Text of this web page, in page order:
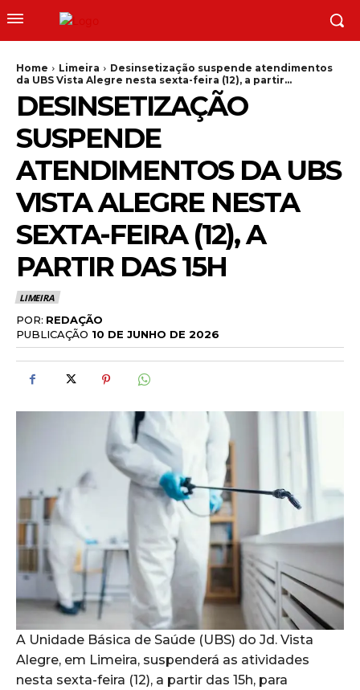
Home Limeira
Desinsetização suspende atendimentos
da UBS Vista Alegre nesta sexta-feira (12), a partir...
DESINSETIZAÇÃO
SUSPENDE
ATENDIMENTOS DA UBS
VISTA ALEGRE NESTA
SEXTA-FEIRA (12), A
PARTIR DAS 15H
LIMEIRA
POR: REDAÇÃO
PUBLICAÇÃO 10 DE JUNHO DE 2026
A Unidade Básica de Saúde (UBS) do Jd. Vista
Alegre, em Limeira, suspenderá as atividades
nesta sexta-feira (12), a partir das 15h, para